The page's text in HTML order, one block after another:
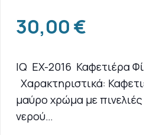
30,00€
IQ EX-2016 Καφετιέρα
Χαρακτηριστικά:
μαύρο χρώμα με
νερού…